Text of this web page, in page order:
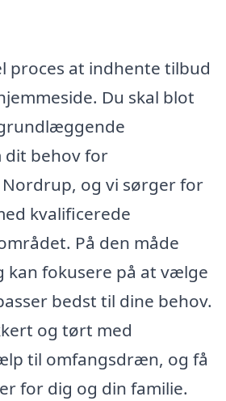
proces at indhente tilbud
Du skal blot
dit behov for
og vi sørger for
kvalificerede
På den måde
kan fokusere på at vælge
bedst til dine behov.
og tørt med
til omfangsdræn, og få
for dig og din familie.